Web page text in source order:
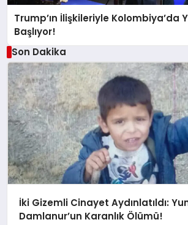
Trump’ın İlişkileriyle Kolombiya’da
Başlıyor!
Son Dakika
İki Gizemli Cinayet Aydınlatıldı:
Damlanur’un Karanlık Ölümü!